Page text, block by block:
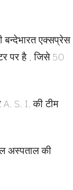
एक्सप्रेस
पर है , जिसे 50
A. S. I. की टीम
अस्पताल की